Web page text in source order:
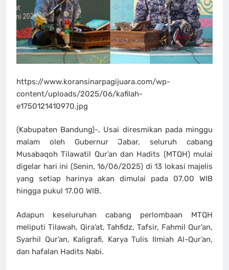
https://www.koransinarpagijuara.com/wp-
content/uploads/2025/06/kafilah-
e1750121410970.jpg
(Kabupaten Bandung)-, Usai diresmikan pada minggu
malam oleh Gubernur Jabar, seluruh cabang
Musabaqoh Tilawatil Qur’an dan Hadits (MTQH) mulai
digelar hari ini (Senin, 16/06/2025) di 13 lokasi majelis
yang setiap harinya akan dimulai pada 07.00 WIB
hingga pukul 17.00 WIB.
Adapun keseluruhan cabang perlombaan MTQH
meliputi Tilawah, Qira’at, Tahfidz, Tafsir, Fahmil Qur’an,
Syarhil Qur’an, Kaligrafi, Karya Tulis Ilmiah Al-Qur’an,
dan hafalan Hadits Nabi.